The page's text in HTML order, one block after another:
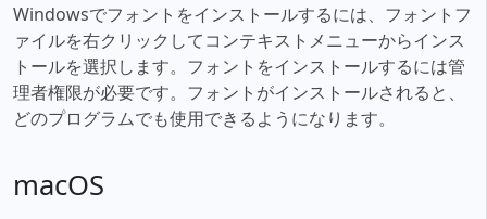
Windowsでフォントをインストールするには、フォントフ
ァイルを右クリックしてコンテキストメニューからインス
トールを選択します。フォントをインストールするには管
理者権限が必要です。フォントがインストールされると、
どのプログラムでも使用できるようになります。
macOS